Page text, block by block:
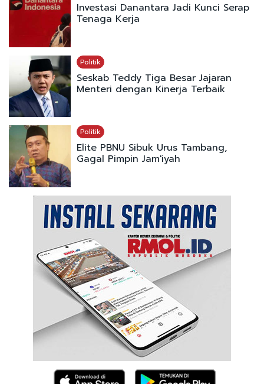
Investasi Danantara Jadi Kunci Serap
Tenaga Kerja
Politik
Seskab Teddy Tiga Besar Jajaran
Menteri dengan Kinerja Terbaik
Politik
Elite PBNU Sibuk Urus Tambang,
Gagal Pimpin Jam'iyah